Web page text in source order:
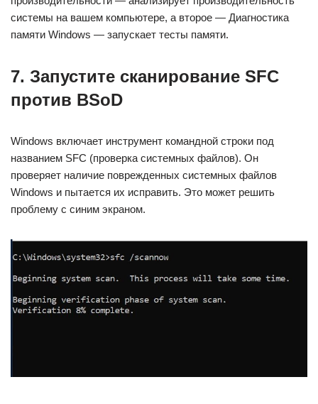
системы на вашем компьютере, а второе — Диагностика
памяти Windows — запускает тесты памяти.
7. Запустите сканирование SFC
против BSoD
Windows включает инструмент командной строки под
названием SFC (проверка системных файлов). Он
проверяет наличие поврежденных системных файлов
Windows и пытается их исправить. Это может решить
проблему с синим экраном.